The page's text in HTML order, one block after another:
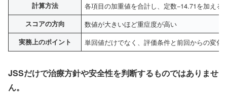
計算方法 各項目の加重値を合計し、定数−14.71を加える
スコアの方向 数値が大きいほど重症度が高い
実務上のポイント 単回値だけでなく、評価条件と前回からの変化
JSSだけで治療方針や安全性を判断するものではありませ
ん。